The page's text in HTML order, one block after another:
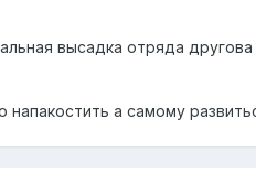
высадка отряда
а самому